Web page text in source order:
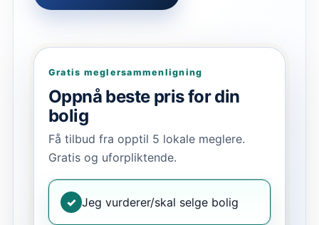
Gratis meglersammenligning
Oppnå beste pris for din
bolig
Få tilbud fra opptil 5 lokale meglere.
Gratis og uforpliktende.
✓ Jeg vurderer/skal selge bolig